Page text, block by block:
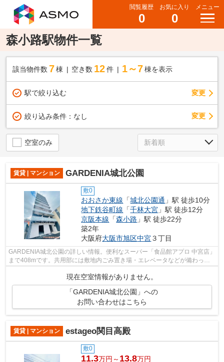
閲覧履歴
0
お気に入り
0
メニュー
森小路駅物件一覧
該当物件数 7棟 空き数 12 件 1～7 棟を表示
駅で絞り込む 変更
絞り込み条件： なし 変更
空室のみ
賃貸 | マンション GARDENIA城北公園
敷0
おおさか東線 「城北公園通 」駅 徒歩10分
地下鉄谷町線 「千林大宮 」駅 徒歩12分
京阪本線 「森小路 」駅 徒歩22分
築2年
大阪府大阪市旭区中宮３丁目
GARDENIA城北公園の詳しい情報。便利なスーパー「食品館アプロ 中宮店」
まで408mです。共用部には敷地内ごみ置き場・エレベータなどが備わって
現在空室情報がありません。
「GARDENIA城北公園」への
お問い合わせはこちら
賃貸 | マンション estageo関目高殿
敷0
11.3万円～ 13.8万円